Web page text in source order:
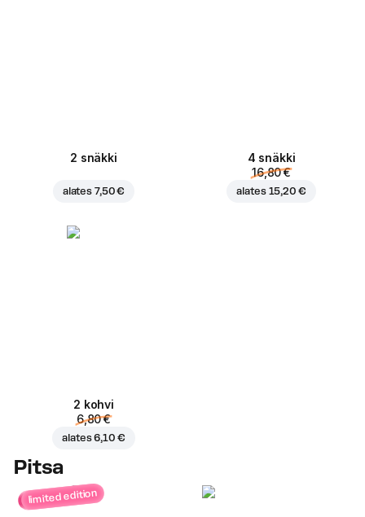
2 snäkki
alates 7,50 €
4 snäkki
16,80 €
alates 15,20 €
2 kohvi
6,80 €
alates6,10 €
Pitsa
limited edition